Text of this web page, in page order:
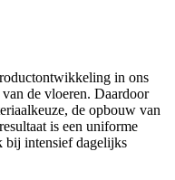
in ons
de vloeren. Daardoor
de opbouw van
is een uniforme
bij intensief dagelijks